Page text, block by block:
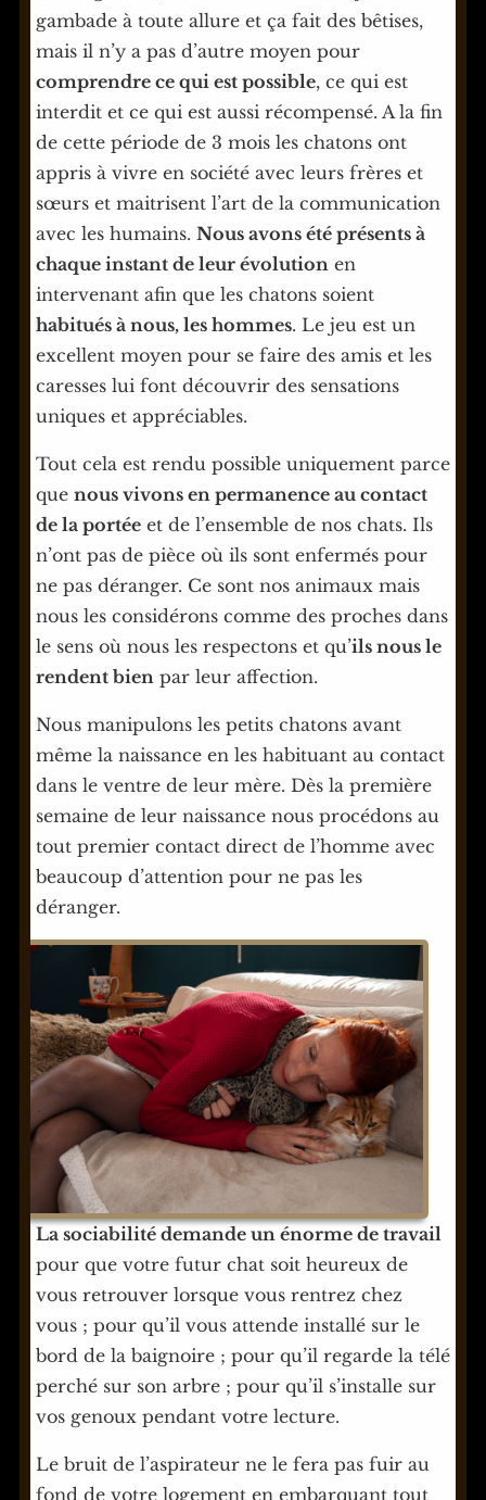
gambade à toute allure et ça fait des bêtises,
mais il n’y a pas d’autre moyen pour
comprendre ce qui est possible, ce qui est
interdit et ce qui est aussi récompensé. A la fin
de cette période de 3 mois les chatons ont
appris à vivre en société avec leurs frères et
sœurs et maitrisent l’art de la communication
avec les humains. Nous avons été présents à
chaque instant de leur évolution en
intervenant afin que les chatons soient
habitués à nous, les hommes. Le jeu est un
excellent moyen pour se faire des amis et les
caresses lui font découvrir des sensations
uniques et appréciables.
Tout cela est rendu possible uniquement parce
que nous vivons en permanence au contact
de la portéeet de l’ensemble de nos chats. Ils
n’ont pas de pièce où ils sont enfermés pour
ne pas déranger. Ce sont nos animaux mais
nous les considérons comme des proches dans
le sens où nous les respectons et qu’ils nous le
rendent bien par leur affection.
Nous manipulons les petits chatons avant
même la naissance en les habituant au contact
dans le ventre de leur mère. Dès la première
semaine de leur naissance nous procédons au
tout premier contact direct de l’homme avec
beaucoup d’attention pour ne pas les
déranger.
La sociabilité demande un énorme de travail
pour que votre futur chat soit heureux de
vous retrouver lorsque vous rentrez chez
vous ; pour qu’il vous attende installé sur le
bord de la baignoire ; pour qu’il regarde la télé
perché sur son arbre ; pour qu’il s’installe sur
vos genoux pendant votre lecture.
Le bruit de l’aspirateur ne le fera pas fuir au
fond de votre logement en embarquant tout